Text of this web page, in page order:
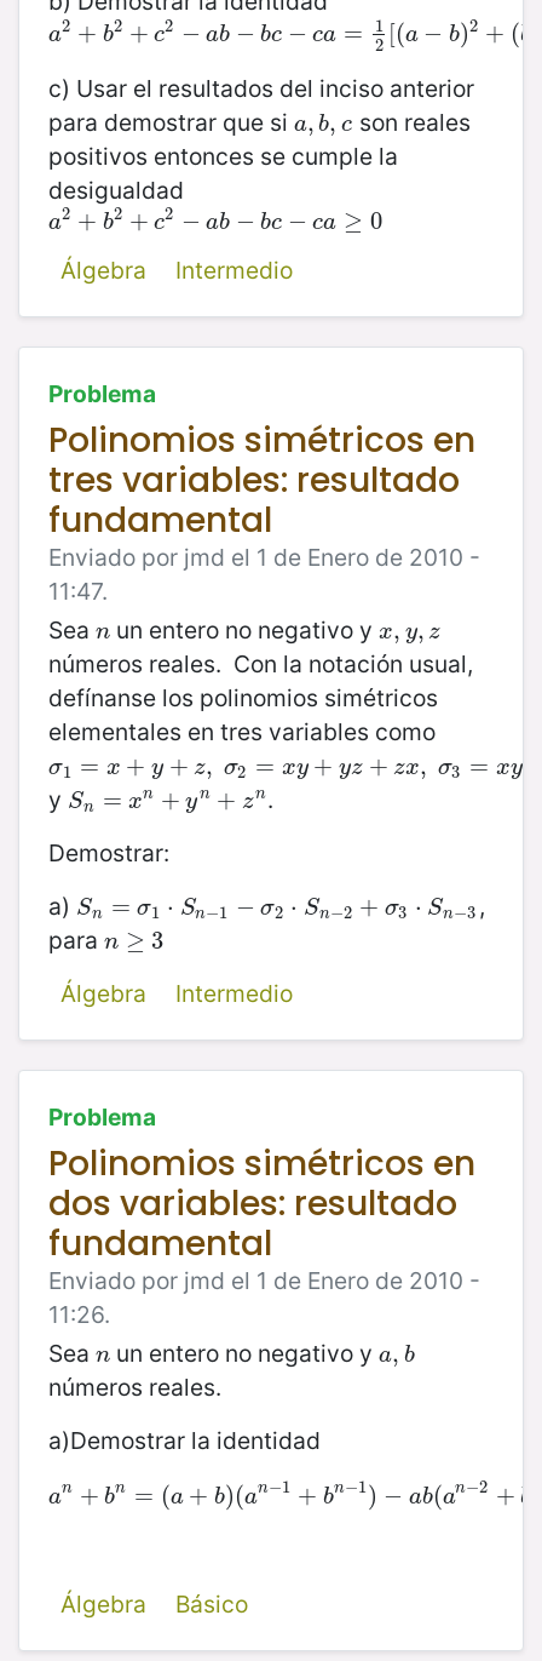
a2 + b2 + c2 − ab − bc − ca =
1
2 [(a − b)2 + (b
a2 +b2+c 2− ab−bc−ca= 12[ (a −b)2 +( b−c )2 +
c) Usar el resultados del inciso anterior
para demostrar que si a, b, c
a,b,c son reales
positivos entonces se cumple la
desigualdad
a2 + b2 + c2 − ab − bc − ca ≥ 0
a2 +b2+c 2− ab−bc−ca≥ 0
Álgebra
Intermedio
Problema
Polinomios simétricos en
tres variables: resultado
fundamental
Enviado por jmd el 1 de Enero de 2010 -
11:47.
Sea n
n un entero no negativo yx, y, z
x,y,z
números reales. Con la notación usual,
defínanse los polinomios simétricos
elementales en tres variables como
σ1 = x + y + z, σ2 = xy + yz + zx, σ3 = xyz
σ1 =x +y+ z, σ2= xy+ yz +z x, σ3 =x yz
y Sn = xn + yn + zn
Sn =x n+yn+zn
.
Demostrar:
a) Sn = σ1 ⋅ Sn−1 − σ2 ⋅ Sn−2 + σ3 ⋅ Sn−3
Sn =σ 1⋅S n −1−σ 2⋅ Sn − 2+σ3 ⋅S n− 3
,
para n ≥ 3
n≥3
Álgebra
Intermedio
Problema
Polinomios simétricos en
dos variables: resultado
fundamental
Enviado por jmd el 1 de Enero de 2010 -
11:26.
Sea n
n un entero no negativo ya, b
a, b
números reales.
a)Demostrar la identidad
an + bn = (a + b)(an−1 + bn−1) − ab(an−2 + b
an +b n= (a+b )(an−1+ bn−1)− ab (an−2+bn−
Álgebra Básico